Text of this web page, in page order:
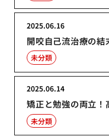
開咬自己流治療の結
2025.06.16
未分類
矯正と勉強の両立！
2025.06.14
未分類